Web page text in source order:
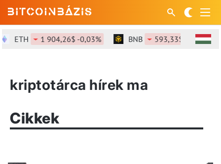
ETH 1 904,26$ -0,03% BNB 593,33$ -0,14%
kriptotárca hírek ma
Cikkek